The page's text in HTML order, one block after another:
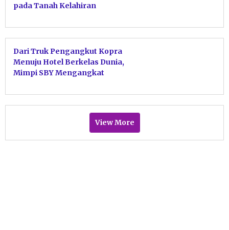
pada Tanah Kelahiran
Dari Truk Pengangkut Kopra
Menuju Hotel Berkelas Dunia,
Mimpi SBY Mengangkat
View More